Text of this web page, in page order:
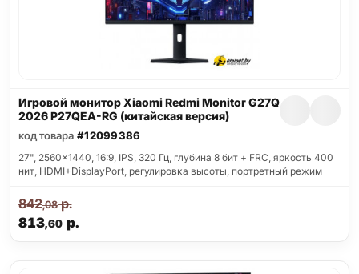
Игровой монитор Xiaomi Redmi Monitor G27Q
2026 P27QEA-RG (китайская версия)
код товара #12099386
27", 2560x1440, 16:9, IPS, 320 Гц, глубина 8 бит + FRC, яркость 400
нит, HDMI+DisplayPort, регулировка высоты, портретный режим
813,60р.
842,08р.